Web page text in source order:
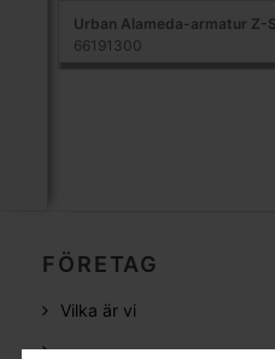
Urban Alameda-armatur Z-
66191300
FÖRETAG
Vilka är vi